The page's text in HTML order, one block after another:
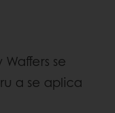
se
a se aplica